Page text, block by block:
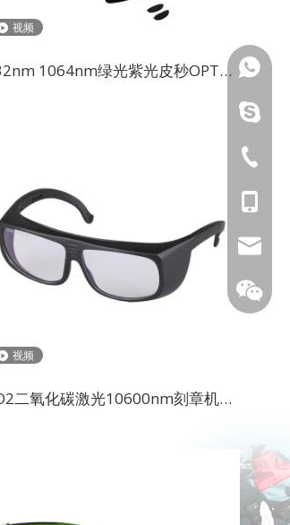
视频
1064nm绿光紫光皮秒OPT美
视频
二氧化碳激光10600nm刻章机点
020-